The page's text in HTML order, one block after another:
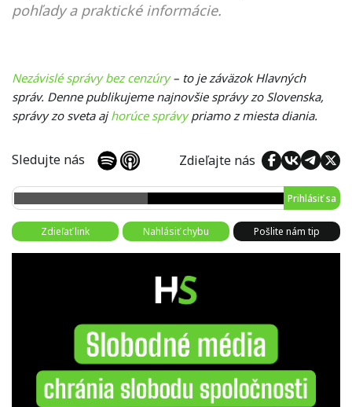
pohľady a praktické informácie.
Nezávislé správy bez cenzúry– to je záväzok Hlavných
správ. Denne publikujeme najnovšie správy zo Slovenska,
správy zo sveta ajhorúce správypriamo z miesta diania.
Sledujte nás Zdieľajte nás
Prihlásiť sa
Zdieľať link Nahlásiť chybu Pošlite nám tip